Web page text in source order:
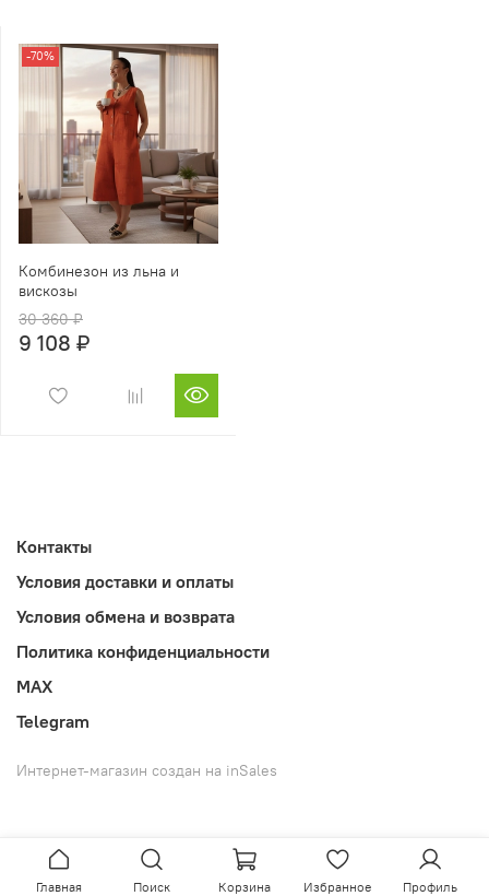
-70%
Комбинезон из льна и
вискозы
30 360 ₽
9 108 ₽
Контакты
Условия доставки и оплаты
Условия обмена и возврата
Политика конфиденциальности
MAX
Telegram
Интернет-магазин создан на inSales
Главная Поиск Корзина Избранное Профиль